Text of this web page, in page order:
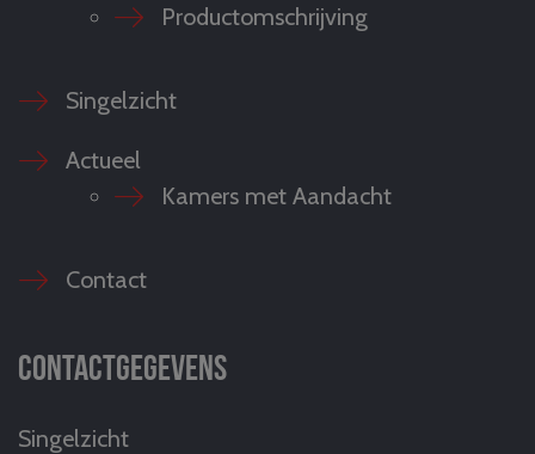
Productomschrijving
Singelzicht
Actueel
Kamers met Aandacht
Contact
Contactgegevens
Singelzicht